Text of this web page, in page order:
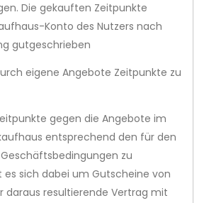
Die gekauften Zeitpunkte
Konto des Nutzers nach
gutgeschrieben
eigene Angebote Zeitpunkte zu
gegen die Angebote im
entsprechend den für den
zu
sich dabei um Gutscheine von
daraus resultierende Vertrag mit